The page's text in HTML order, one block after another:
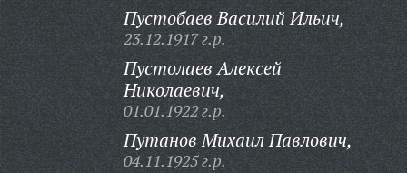
Пустобаев Василий Ильич,
23.12.1917 г.р.
Пустолаев Алексей
Николаевич,
01.01.1922 г.р.
Путанов Михаил Павлович,
04.11.1925 г.р.